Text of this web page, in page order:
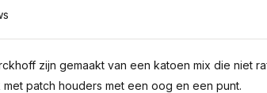
zijn gemaakt van een katoen mix die niet
patch houders met een oog en een punt.